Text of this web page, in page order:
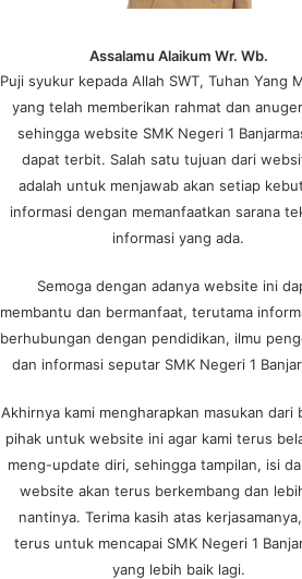
Assalamu Alaikum Wr. Wb.
Puji syukur kepada Allah SWT, Tuhan Yang
yang telah memberikan rahmat dan
sehingga website SMK Negeri 1
dapat terbit. Salah satu tujuan dari
adalah untuk menjawab akan setiap
informasi dengan memanfaatkan sarana
informasi yang ada.
Semoga dengan adanya website ini
membantu dan bermanfaat, terutama
berhubungan dengan pendidikan, ilmu
dan informasi seputar SMK Negeri 1
Akhirnya kami mengharapkan masukan dari
pihak untuk website ini agar kami terus
meng-update diri, sehingga tampilan, isi
website akan terus berkembang dan
nantinya. Terima kasih atas
terus untuk mencapai SMK Negeri 1
yang lebih baik lagi.